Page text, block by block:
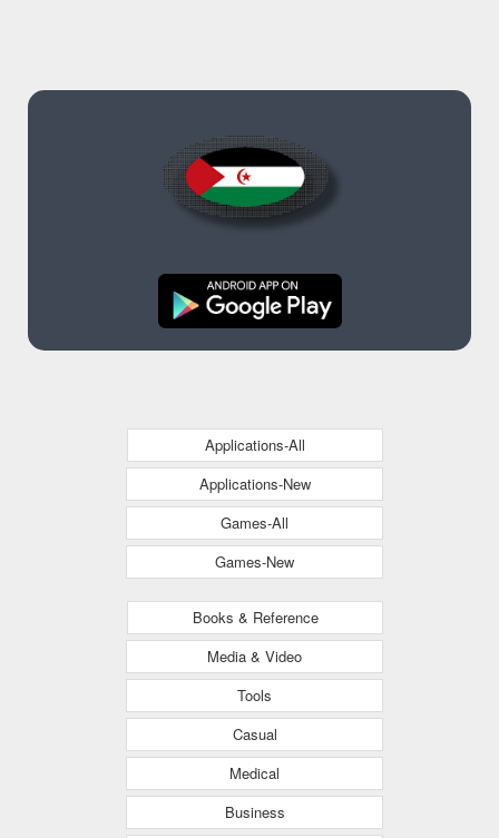
Applications-All
Applications-New
Games-All
Games-New
Books & Reference
Media & Video
Tools
Casual
Medical
Business